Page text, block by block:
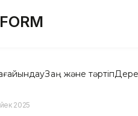
Заң және тәртіп
2025